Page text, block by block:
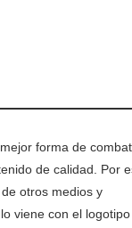
forma de
de calidad. Por
otros medios y
viene con el